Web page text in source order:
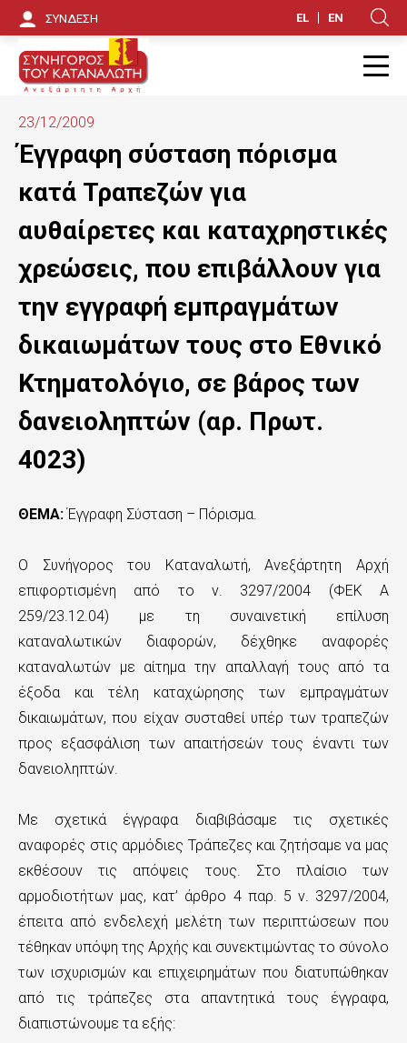
ΣΥΝΔΕΣΗ EL EN
23/12/2009
Έγγραφη σύσταση πόρισμα
κατά Τραπεζών για
αυθαίρετες και καταχρηστικές
χρεώσεις, που επιβάλλουν για
την εγγραφή εμπραγμάτων
δικαιωμάτων τους στο Εθνικό
Κτηματολόγιο, σε βάρος των
δανειοληπτών (αρ. Πρωτ.
4023)
ΘΕΜΑ:Έγγραφη Σύσταση – Πόρισμα.
Ο Συνήγορος του Καταναλωτή, Ανεξάρτητη Αρχή
επιφορτισμένη από το ν. 3297/2004 (ΦΕΚ Α
259/23.12.04) με τη συναινετική επίλυση
καταναλωτικών διαφορών, δέχθηκε αναφορές
καταναλωτών με αίτημα την απαλλαγή τους από τα
έξοδα και τέλη καταχώρησης των εμπραγμάτων
δικαιωμάτων, που είχαν συσταθεί υπέρ των τραπεζών
προς εξασφάλιση των απαιτήσεών τους έναντι των
δανειοληπτών.
Με σχετικά έγγραφα διαβιβάσαμε τις σχετικές
αναφορές στις αρμόδιες Τράπεζες και ζητήσαμε να μας
εκθέσουν τις απόψεις τους. Στο πλαίσιο των
αρμοδιοτήτων μας, κατ’ άρθρο 4 παρ. 5 ν. 3297/2004,
έπειτα από ενδελεχή μελέτη των περιπτώσεων που
τέθηκαν υπόψη της Αρχής και συνεκτιμώντας το σύνολο
των ισχυρισμών και επιχειρημάτων που διατυπώθηκαν
από τις τράπεζες στα απαντητικά τους έγγραφα,
διαπιστώνουμε τα εξής: